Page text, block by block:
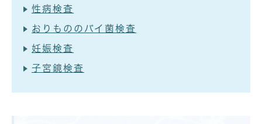
性病検査
おりもののバイ菌検査
妊娠検査
子宮鏡検査